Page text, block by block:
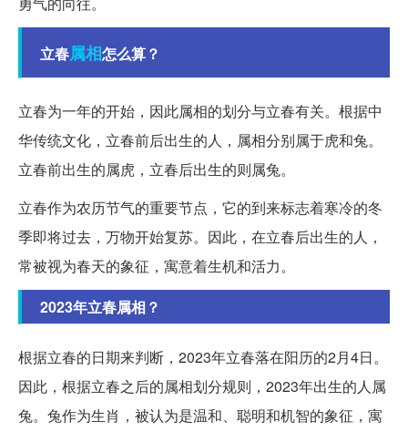
立春属相怎么算？
立春为一年的开始，因此属相的划分与立春有关。根据中
华传统文化，立春前后出生的人，属相分别属于虎和兔。
立春前出生的属虎，立春后出生的则属兔。
立春作为农历节气的重要节点，它的到来标志着寒冷的冬
季即将过去，万物开始复苏。因此，在立春后出生的人，
常被视为春天的象征，寓意着生机和活力。
2023年立春属相？
根据立春的日期来判断，2023年立春落在阳历的2月4日。
因此，根据立春之后的属相划分规则，2023年出生的人属
兔。兔作为生肖，被认为是温和、聪明和机智的象征，寓